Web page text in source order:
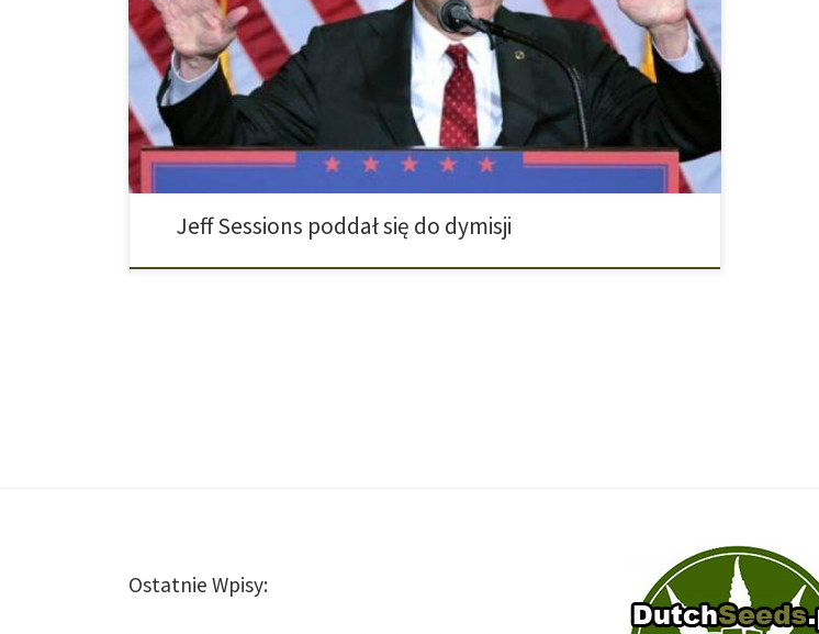
na świecie wygłosił takie zdanie, zamarł niemalże cały świat sprzymierzeńców
marihuany, szczególnie w Stanach Zjednoczonych. Wszystkie nowości i odkrycia
ostatnich lat wraz z […]
Jeff Sessions poddał się do dymisji
Ostatnie Wpisy: